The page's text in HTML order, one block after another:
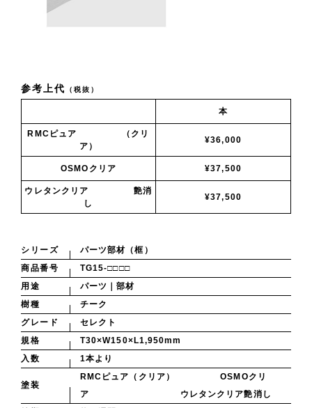
参考上代 （税抜）
本
RMCピュア （クリ
ア）
¥36,000
OSMOクリア ¥37,500
ウレタンクリア 艶消
し
¥37,500
シリーズ
パーツ部材（框）
商品番号
TG15-□□□□
用途
パーツ｜部材
樹種
チーク
グレード
セレクト
規格
T30×W150×L1,950mm
入数
1本より
塗装
RMCピュア（クリア） OSMOクリ
ア ウレタンクリア艶消し